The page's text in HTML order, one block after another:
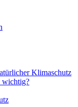
Klimaschutz
wichtig?